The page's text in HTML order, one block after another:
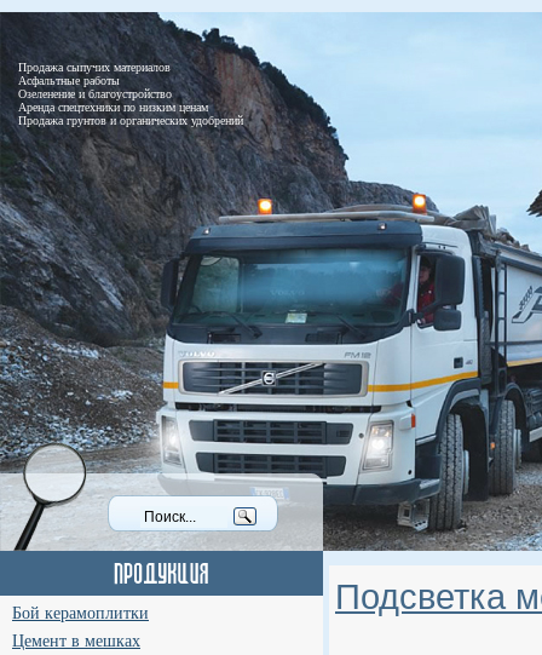
Продажа сыпучих материалов
Асфальтные работы
Озеленение и благоустройство
Аренда спецтехники по низким ценам
Продажа грунтов и органических удобрений
Бой керамоплитки
Цемент в мешках
Подсветка